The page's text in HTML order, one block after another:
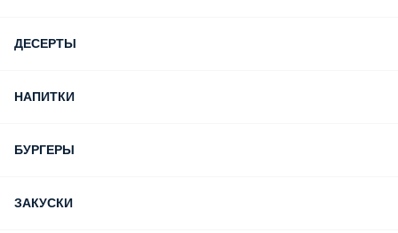
ДЕСЕРТЫ
НAПИТКИ
БУРГЕРЫ
ЗАКУСКИ